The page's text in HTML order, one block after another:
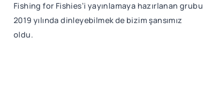
Fishing for Fishies’i yayınlamaya hazırlanan grubu
2019 yılında dinleyebilmek de bizim şansımız
oldu.